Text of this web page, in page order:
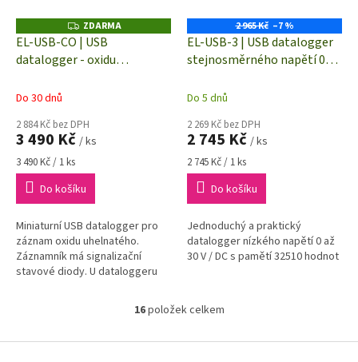
Z
D
A
R
ZDARMA
EL-USB-CO | USB
datalogger - oxidu
Do 30 dnů
2 884 Kč bez DPH
3 490 Kč / ks
Měrná
cena:
3 490 Kč / 1 ks
Do košíku
Miniaturní USB datalogger pro
záznam oxidu uhelnatého.
Záznamník má signalizační
stavové diody. U dataloggeru
2 965 Kč –7 %
EL-USB-3 | USB datalogger
stejnosměrného napětí 0-
Do 5 dnů
2 269 Kč bez DPH
2 745 Kč / ks
Měrná
cena:
2 745 Kč / 1 ks
Do košíku
Jednoduchý a praktický
datalogger nízkého napětí 0 až
30 V / DC s pamětí 32510 hodnot
O
l
16položek celkem
Z